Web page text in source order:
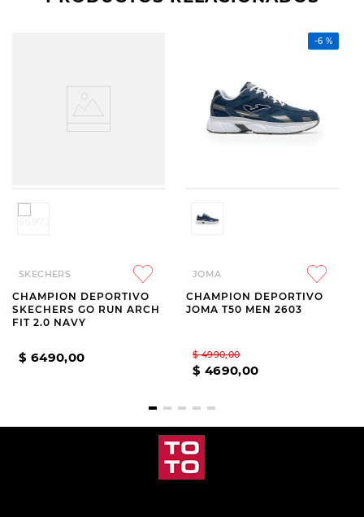
SKECHERS
CHAMPION DEPORTIVO
SKECHERS GO RUN ARCH
FIT 2.0 NAVY
$ 6490,00
-6 %
JOMA
CHAMPION DEPORTIVO
JOMA T50 MEN 2603
$ 4990,00
$ 4690,00